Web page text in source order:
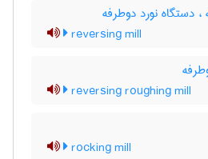
دستگاه نورد دوطرفه
reversing mill
reversing roughing mill
rocking mill